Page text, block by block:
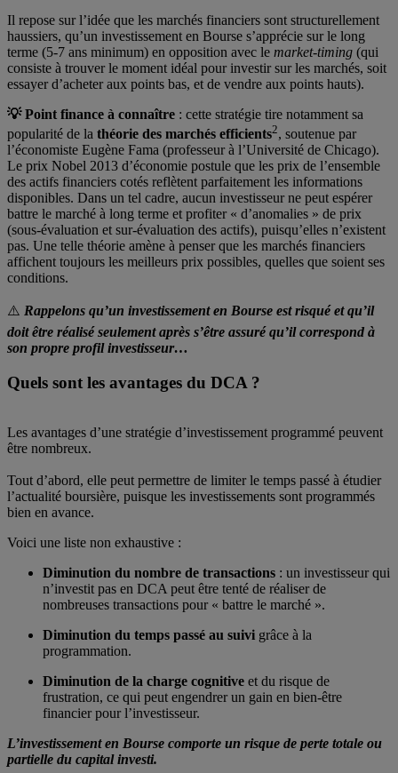
Il repose sur l’idée que les marchés financiers sont structurellement
haussiers, qu’un investissement en Bourse s’apprécie sur le long
terme (5-7 ans minimum) en opposition avec le market-timing (qui
consiste à trouver le moment idéal pour investir sur les marchés, soit
essayer d’acheter aux points bas, et de vendre aux points hauts).
💡 Point finance à connaître : cette stratégie tire notamment sa
popularité de la théorie des marchés efficients2, soutenue par
l’économiste Eugène Fama (professeur à l’Université de Chicago).
Le prix Nobel 2013 d’économie postule que les prix de l’ensemble
des actifs financiers cotés reflètent parfaitement les informations
disponibles. Dans un tel cadre, aucun investisseur ne peut espérer
battre le marché à long terme et profiter « d’anomalies » de prix
(sous-évaluation et sur-évaluation des actifs), puisqu’elles n’existent
pas. Une telle théorie amène à penser que les marchés financiers
affichent toujours les meilleurs prix possibles, quelles que soient ses
conditions.
⚠️ Rappelons qu’un investissement en Bourse est risqué et qu’il
doit être réalisé seulement après s’être assuré qu’il correspond à
son propre profil investisseur…
Quels sont les avantages du DCA ?
Les avantages d’une stratégie d’investissement programmé peuvent
être nombreux.
Tout d’abord, elle peut permettre de limiter le temps passé à étudier
l’actualité boursière, puisque les investissements sont programmés
bien en avance.
Voici une liste non exhaustive :
Diminution du nombre de transactions : un investisseur qui
n’investit pas en DCA peut être tenté de réaliser de
nombreuses transactions pour « battre le marché ».
Diminution du temps passé au suivi grâce à la
programmation.
Diminution de la charge cognitive et du risque de
frustration, ce qui peut engendrer un gain en bien-être
financier pour l’investisseur.
L’investissement en Bourse comporte un risque de perte totale ou
partielle du capital investi.